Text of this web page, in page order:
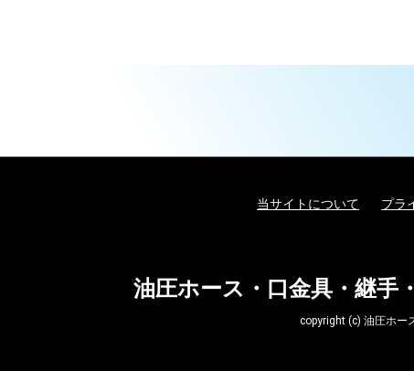
当サイトについて プラ
油圧ホース・口金具・継
copyright (c) 油圧ホー